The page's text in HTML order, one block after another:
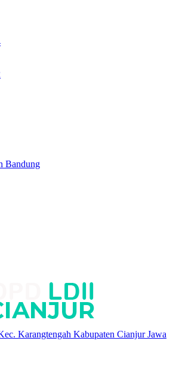
Bandung
Karangtengah Kabupaten Cianjur Jawa